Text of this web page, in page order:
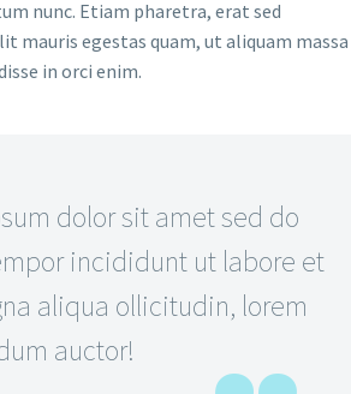
nunc. Etiam pharetra, erat sed
mauris egestas quam, ut aliquam massa
in orci enim.
dolor sit amet sed do
incididunt ut labore et
aliqua ollicitudin, lorem
auctor!